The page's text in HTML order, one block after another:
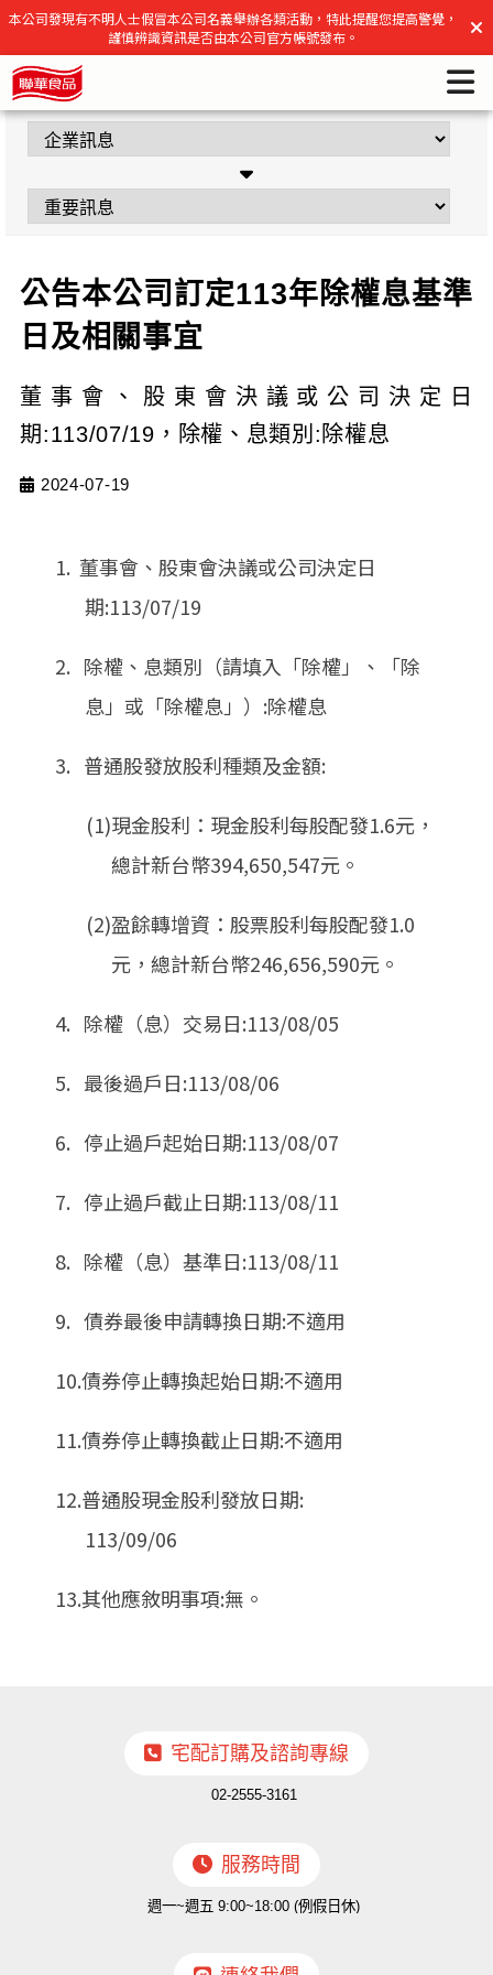
公告本公司訂定113年除權息基準日及相關事宜 | 聯華食品官方
網站
本公司發現有不明人士假冒本公司名義舉辦各類活動，特此提醒您提高警覺，
謹慎辨識資訊是否由本公司官方帳號發布。
公告本公司訂定113年除權息基準
日及相關事宜
董事會、股東會決議或公司決定日
期:113/07/19，除權、息類別:除權息
2024-07-19
1. 董事會、股東會決議或公司決定日
期:113/07/19
2. 除權、息類別（請填入「除權」、「除
息」或「除權息」）:除權息
3. 普通股發放股利種類及金額:
(1)現金股利：現金股利每股配發1.6元，
總計新台幣394,650,547元。
(2)盈餘轉增資：股票股利每股配發1.0
元，總計新台幣246,656,590元。
4. 除權（息）交易日:113/08/05
5. 最後過戶日:113/08/06
6. 停止過戶起始日期:113/08/07
7. 停止過戶截止日期:113/08/11
8. 除權（息）基準日:113/08/11
9. 債券最後申請轉換日期:不適用
10.債券停止轉換起始日期:不適用
11.債券停止轉換截止日期:不適用
12.普通股現金股利發放日期:
113/09/06
13.其他應敘明事項:無。
宅配訂購及諮詢專線
02-2555-3161
服務時間
週一~週五 9:00~18:00 (例假日休)